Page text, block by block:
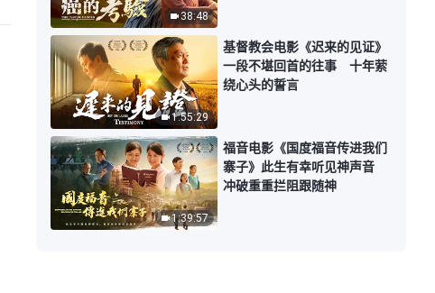
36:27
基督徒的经历见证 第861期《分
辨人得根据神的话》
31:26
基督徒的经历见证 第860期《临
到事我不再做旁观者》临到事我们
都习惯做旁观者，而不是参与者。
每天忙忙碌碌，停下脚步却发现自
己在真理上少有收获。这个问题如
何解决？如何在生活的小事上得着
真理、学到功课？
基督徒的经历见证 第859期《在
病痛中学会顺服》
38:48
1:55:29
基督教会电影《迟来的见证》
一段不堪回首的往事 十年萦
绕心头的誓言
1:39:57
福音电影《国度福音传进我们
寨子》此生有幸听见神声音
冲破重重拦阻跟随神